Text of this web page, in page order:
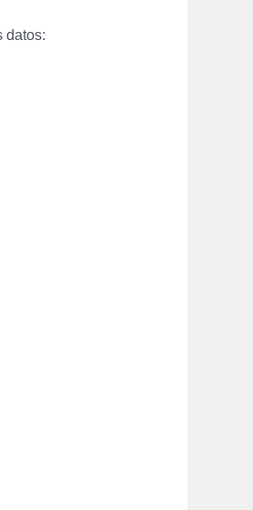
datos: